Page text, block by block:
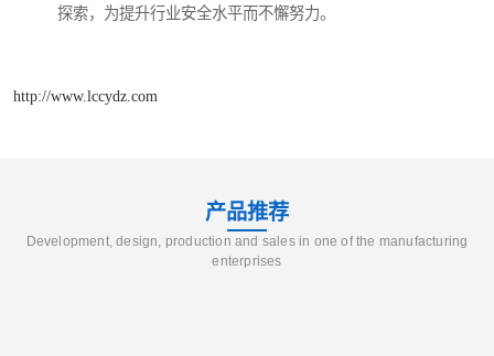
探索，为提升行业安全水平而不懈努力。
http://www.lccydz.com
产品推荐
Development, design, production and sales in one of the manufacturing
enterprises